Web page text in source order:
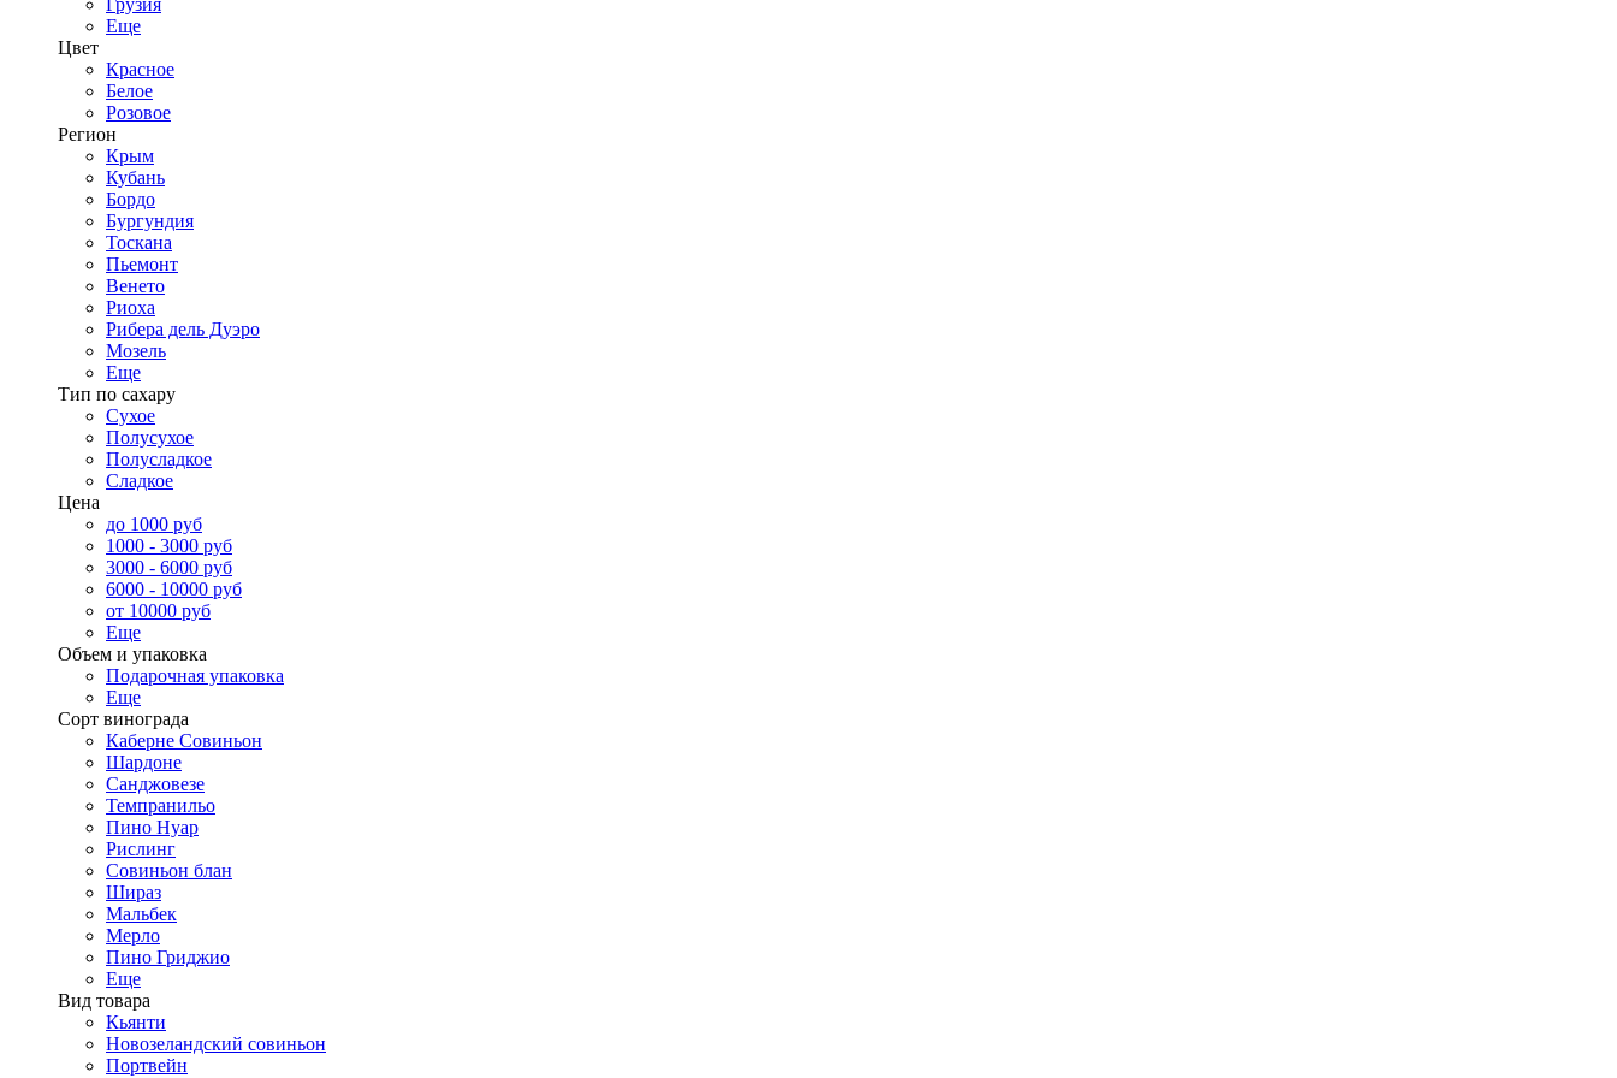
Грузия
Еще
Цвет
Красное
Белое
Розовое
Регион
Крым
Кубань
Бордо
Бургундия
Тоскана
Пьемонт
Венето
Риоха
Рибера дель Дуэро
Мозель
Еще
Тип по сахару
Сухое
Полусухое
Полусладкое
Сладкое
Цена
до 1000 руб
1000 - 3000 руб
3000 - 6000 руб
6000 - 10000 руб
от 10000 руб
Еще
Объем и упаковка
Подарочная упаковка
Еще
Сорт винограда
Каберне Совиньон
Шардоне
Санджовезе
Темпранильо
Пино Нуар
Рислинг
Совиньон блан
Шираз
Мальбек
Мерло
Пино Гриджио
Еще
Вид товара
Кьянти
Новозеландский совиньон
Портвейн